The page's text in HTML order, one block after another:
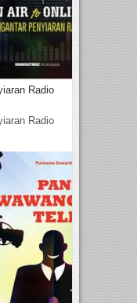
Radio
Radio